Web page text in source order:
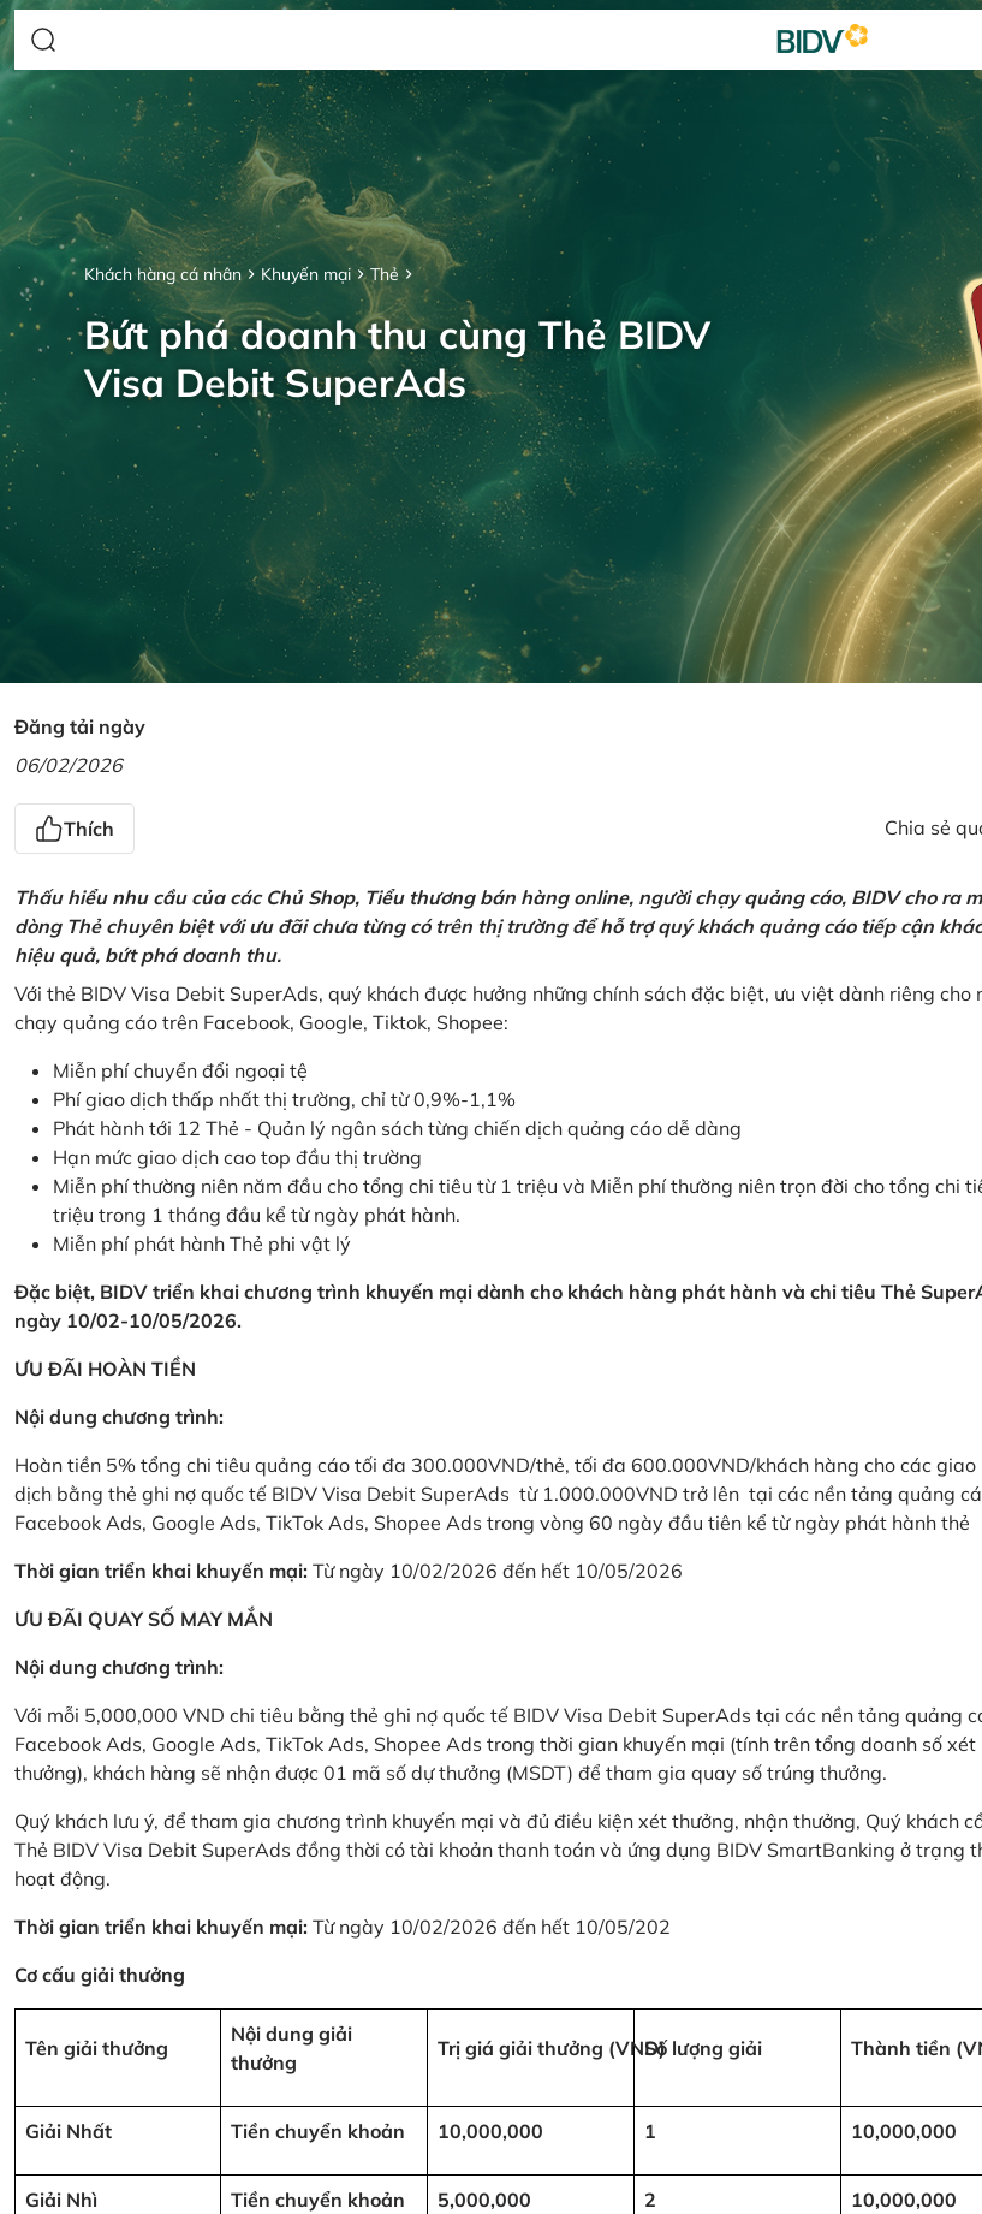
Khách hàng cá nhân Khuyến mại Thẻ
Bứt phá doanh thu cùng Thẻ BIDV
Visa Debit SuperAds
Đăng tải ngày
06/02/2026
Thích Chia sẻ
Thấu hiểu nhu cầu của các Chủ Shop, Tiểu thương bán hàng online, người chạy quảng cáo, BIDV cho ra
dòng Thẻ chuyên biệt với ưu đãi chưa từng có trên thị trường để hỗ trợ quý khách quảng cáo tiếp cận
hiệu quả, bứt phá doanh thu.
Với thẻ BIDV Visa Debit SuperAds, quý khách được hưởng những chính sách đặc biệt, ưu việt dành riêng cho
chạy quảng cáo trên Facebook, Google, Tiktok, Shopee:
Miễn phí chuyển đổi ngoại tệ
Phí giao dịch thấp nhất thị trường, chỉ từ 0,9%-1,1%
Phát hành tới 12 Thẻ - Quản lý ngân sách từng chiến dịch quảng cáo dễ dàng
Hạn mức giao dịch cao top đầu thị trường
Miễn phí thường niên năm đầu cho tổng chi tiêu từ 1 triệu và Miễn phí thường niên trọn đời cho tổng chi
triệu trong 1 tháng đầu kể từ ngày phát hành.
Miễn phí phát hành Thẻ phi vật lý
Đặc biệt, BIDV triển khai chương trình khuyến mại dành cho khách hàng phát hành và chi tiêu Thẻ
ngày 10/02-10/05/2026.
ƯU ĐÃI HOÀN TIỀN
Nội dung chương trình:
Hoàn tiền 5% tổng chi tiêu quảng cáo tối đa 300.000VND/thẻ, tối đa 600.000VND/khách hàng cho các giao
dịch bằng thẻ ghi nợ quốc tế BIDV Visa Debit SuperAds từ 1.000.000VND trở lên tại các nền tảng quảng
Facebook Ads, Google Ads, TikTok Ads, Shopee Ads trong vòng 60 ngày đầu tiên kể từ ngày phát hành thẻ
Thời gian triển khai khuyến mại: Từ ngày 10/02/2026 đến hết 10/05/2026
ƯU ĐÃI QUAY SỐ MAY MẮN
Nội dung chương trình:
Với mỗi 5,000,000 VND chi tiêu bằng thẻ ghi nợ quốc tế BIDV Visa Debit SuperAds tại các nền tảng quảng
Facebook Ads, Google Ads, TikTok Ads, Shopee Ads trong thời gian khuyến mại (tính trên tổng doanh số xét
thưởng), khách hàng sẽ nhận được 01 mã số dự thưởng (MSDT) để tham gia quay số trúng thưởng.
Quý khách lưu ý, để tham gia chương trình khuyến mại và đủ điều kiện xét thưởng, nhận thưởng, Quý khách
Thẻ BIDV Visa Debit SuperAds đồng thời có tài khoản thanh toán và ứng dụng BIDV SmartBanking ở trạng
hoạt động.
Thời gian triển khai khuyến mại: Từ ngày 10/02/2026 đến hết 10/05/202
Cơ cấu giải thưởng
Tên giải thưởng
Nội dung giải
thưởng
Trị giá giải thưởng (VND)Số lượng giải Thành tiền
Giải Nhất Tiền chuyển khoản 10,000,000 1 10,000,000
Giải Nhì Tiền chuyển khoản 5,000,000 2 10,000,000